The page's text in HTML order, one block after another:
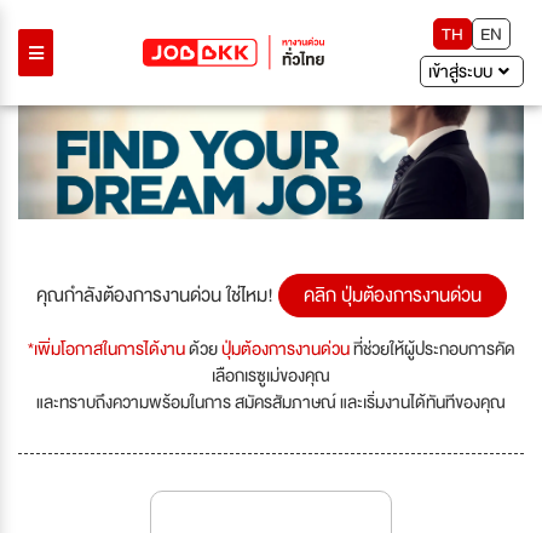
TH
EN
เข้าสู่ระบบ
คุณกำลังต้องการงานด่วน ใช่ไหม! คลิก ปุ่มต้องการงานด่วน
*เพิ่มโอกาสในการได้งานด้วยปุ่มต้องการงานด่วนที่ช่วยให้ผู้ประกอบการคัด
เลือกเรซูเม่ของคุณ
และทราบถึงความพร้อมในการ สมัครสัมภาษณ์ และเริ่มงานได้ทันทีของคุณ